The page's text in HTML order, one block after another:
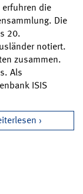
erfuhren die
Die
20.
notiert.
zusammen.
Als
ISIS